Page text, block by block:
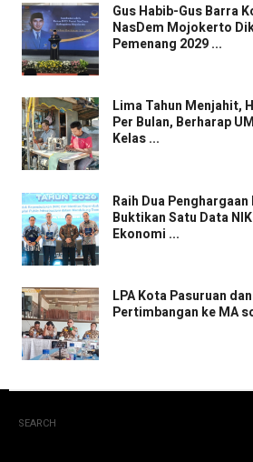
Gus Habib-Gus Barra
NasDem Mojokerto
Pemenang 2029 ...
Lima Tahun Menjahit,
Per Bulan, Berharap
Kelas ...
Raih Dua
Buktikan Satu Data
Ekonomi ...
LPA Kota Pasuruan
Pertimbangan ke MA
SEARCH